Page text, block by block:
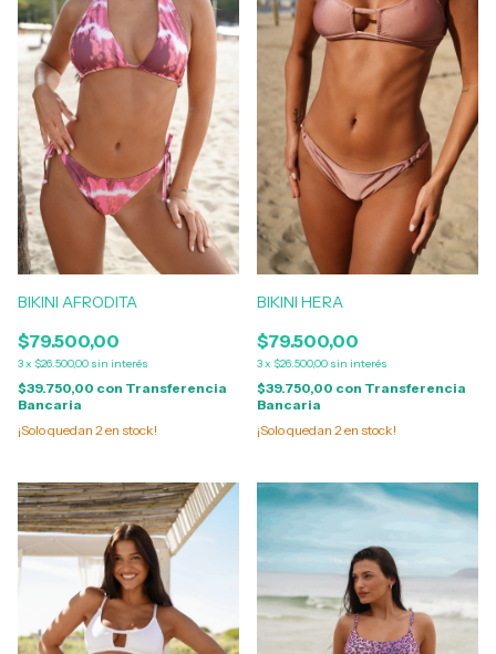
BIKINI AFRODITA
$79.500,00
3x $26.500,00 sin interés
$39.750,00 con Transferencia
Bancaria
¡Solo quedan 2en stock!
BIKINI HERA
$79.500,00
3x $26.500,00 sin interés
$39.750,00 con Transferencia
Bancaria
¡Solo quedan 2en stock!